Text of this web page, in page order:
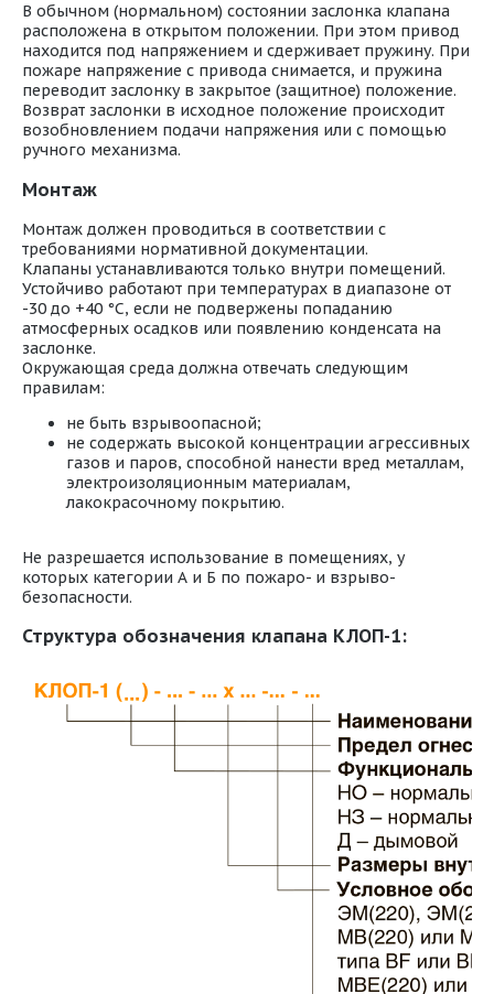
В обычном (нормальном) состоянии заслонка клапана
расположена в открытом положении. При этом привод
находится под напряжением и сдерживает пружину. При
пожаре напряжение с привода снимается, и пружина
переводит заслонку в закрытое (защитное) положение.
Возврат заслонки в исходное положение происходит
возобновлением подачи напряжения или с помощью
ручного механизма.
Монтаж
Монтаж должен проводиться в соответствии с
требованиями нормативной документации.
Клапаны устанавливаются только внутри помещений.
Устойчиво работают при температурах в диапазоне от
-30 до +40 °С, если не подвержены попаданию
атмосферных осадков или появлению конденсата на
заслонке.
Окружающая среда должна отвечать следующим
правилам:
не быть взрывоопасной;
не содержать высокой концентрации агрессивных
газов и паров, способной нанести вред металлам,
электроизоляционным материалам,
лакокрасочному покрытию.
Не разрешается использование в помещениях, у
которых категории А и Б по пожаро- и взрыво-
безопасности.
Структура обозначения клапана КЛОП-1: